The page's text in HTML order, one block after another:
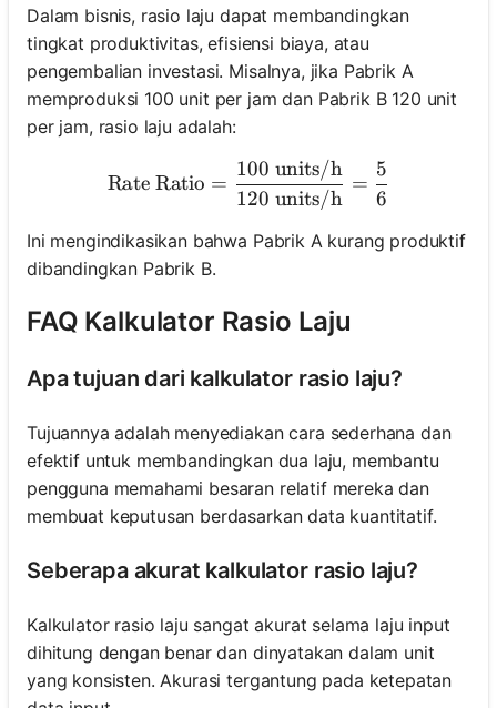
Dalam bisnis, rasio laju dapat membandingkan
tingkat produktivitas, efisiensi biaya, atau
pengembalian investasi. Misalnya, jika Pabrik A
memproduksi 100 unit per jam dan Pabrik B 120 unit
per jam, rasio laju adalah:
\text{Rate Ratio} =
Rate Ratio =
120 units/h
100 units/h
=
6
5
Ini mengindikasikan bahwa Pabrik A kurang produktif
dibandingkan Pabrik B.
FAQ Kalkulator Rasio Laju
Apa tujuan dari kalkulator rasio laju?
Tujuannya adalah menyediakan cara sederhana dan
efektif untuk membandingkan dua laju, membantu
pengguna memahami besaran relatif mereka dan
membuat keputusan berdasarkan data kuantitatif.
Seberapa akurat kalkulator rasio laju?
Kalkulator rasio laju sangat akurat selama laju input
dihitung dengan benar dan dinyatakan dalam unit
yang konsisten. Akurasi tergantung pada ketepatan